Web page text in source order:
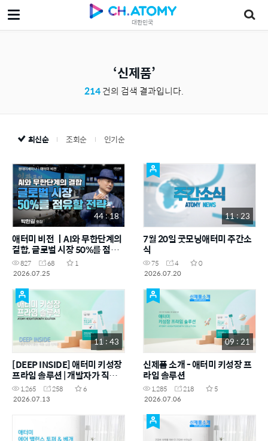
대한민국
신제품
214건의 검색 결과입니다.
최신순 조회순 인기순
44 : 18
애터미 비전 ㅣAI와 무한단계의
결합, 글로벌 시장 50%를 점유
할 전략!
827 68
1
2026.07.25
11 : 23
7월 20일 굿모닝애터미 주간소
식
75 4
0
2026.07.20
11 : 43
[DEEP INSIDE] 애터미 키성장
프라임 솔루션 | 개발자가 직접
밝히는 FGO 이야기
1,265 258
6
2026.07.13
09 : 21
신제품 소개 - 애터미 키성장 프
라임 솔루션
1,285 218
5
2026.07.06